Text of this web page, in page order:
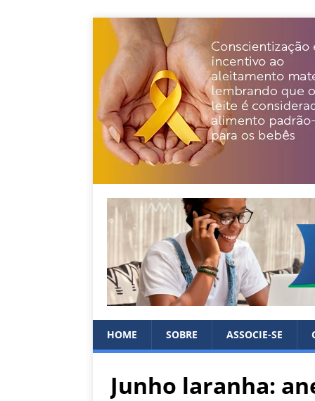
HOME SOBRE ASSOCIE-SE
Junho laranha: